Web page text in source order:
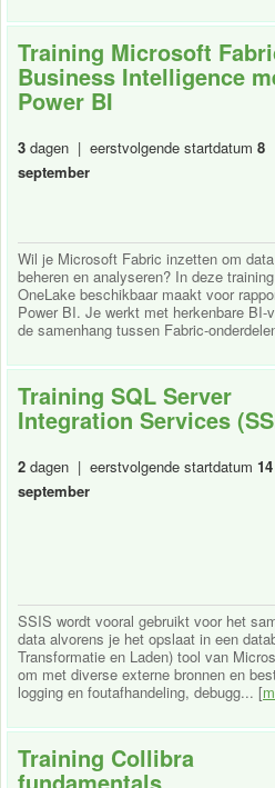
Training Microsoft
Business Intelligence
Power BI
3 dagen | eerstvolgende startdatum 8
september
Wil je Microsoft Fabric inzetten om
beheren en analyseren? In deze
OneLake beschikbaar maakt voor
Power BI. Je werkt met herkenbare
de samenhang tussen Fabric-
Training SQL Server
Integration Services
2 dagen | eerstvolgende startdatum 14
september
SSIS wordt vooral gebruikt voor het
data alvorens je het opslaat in een
Transformatie en Laden) tool van
om met diverse externe bronnen en
logging en foutafhandeling, debugg... [
Training Collibra
fundamentals